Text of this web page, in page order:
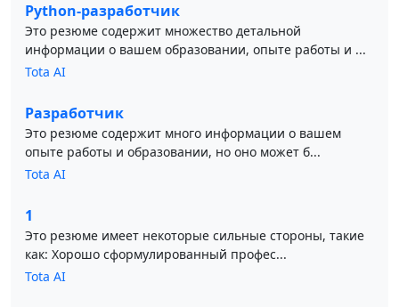
Python-разработчик
Это резюме содержит множество детальной
информации о вашем образовании, опыте работы и ...
Tota AI
Разработчик
Это резюме содержит много информации о вашем
опыте работы и образовании, но оно может б...
Tota AI
1
Это резюме имеет некоторые сильные стороны, такие
как: Хорошо сформулированный профес...
Tota AI